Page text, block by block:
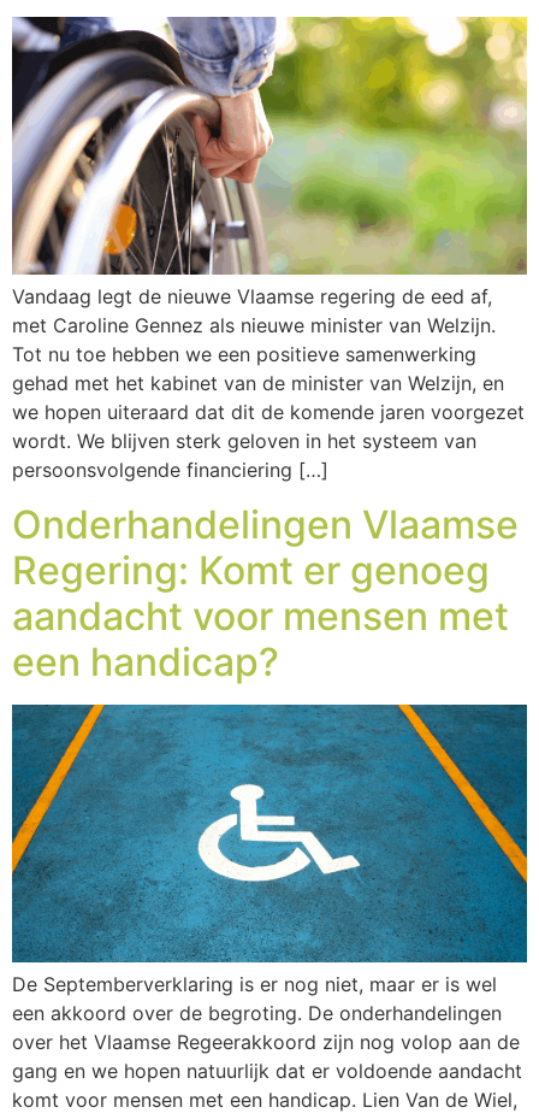
Vandaag legt de nieuwe Vlaamse regering de eed af,
met Caroline Gennez als nieuwe minister van Welzijn.
Tot nu toe hebben we een positieve samenwerking
gehad met het kabinet van de minister van Welzijn, en
we hopen uiteraard dat dit de komende jaren voorgezet
wordt. We blijven sterk geloven in het systeem van
persoonsvolgende financiering […]
Onderhandelingen Vlaamse
Regering: Komt er genoeg
aandacht voor mensen met
een handicap?
De Septemberverklaring is er nog niet, maar er is wel
een akkoord over de begroting. De onderhandelingen
over het Vlaamse Regeerakkoord zijn nog volop aan de
gang en we hopen natuurlijk dat er voldoende aandacht
komt voor mensen met een handicap. Lien Van de Wiel,